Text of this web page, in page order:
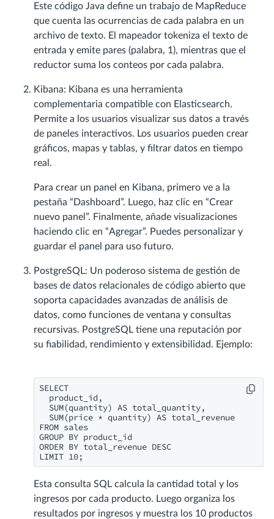
Este código Java define un trabajo de MapReduce
que cuenta las ocurrencias de cada palabra en un
archivo de texto. El mapeador tokeniza el texto de
entrada y emite pares (palabra, 1), mientras que el
reductor suma los conteos por cada palabra.
Kibana: Kibana es una herramienta
complementaria compatible con Elasticsearch.
Permite a los usuarios visualizar sus datos a través
de paneles interactivos. Los usuarios pueden crear
gráficos, mapas y tablas, y filtrar datos en tiempo
real.
Para crear un panel en Kibana, primero ve a la
pestaña “Dashboard”. Luego, haz clic en “Crear
nuevo panel”. Finalmente, añade visualizaciones
haciendo clic en “Agregar”. Puedes personalizar y
guardar el panel para uso futuro.
PostgreSQL: Un poderoso sistema de gestión de
bases de datos relacionales de código abierto que
soporta capacidades avanzadas de análisis de
datos, como funciones de ventana y consultas
recursivas. PostgreSQL tiene una reputación por
su fiabilidad, rendimiento y extensibilidad. Ejemplo:
SELECT
  product_id,
  SUM(quantity) AS total_quantity,
  SUM(price * quantity) AS total_revenue
FROM sales
GROUP BY product_id
ORDER BY total_revenue DESC
LIMIT 10;
Esta consulta SQL calcula la cantidad total y los
ingresos por cada producto. Luego organiza los
resultados por ingresos y muestra los 10 productos